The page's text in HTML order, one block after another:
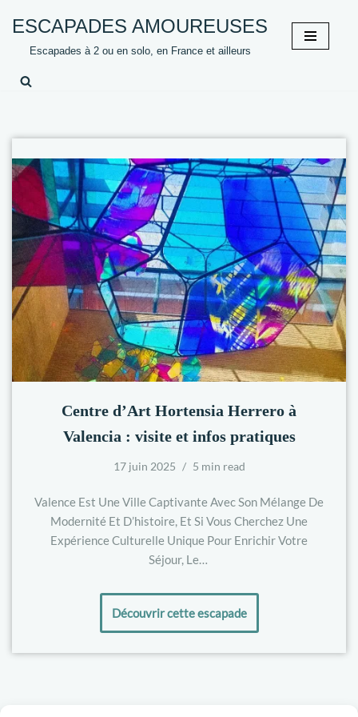
Aller
contenu
ESCAPADES AMOUREUSES
Escapades à 2 ou en solo, en France et ailleurs
Centre d’Art Hortensia Herrero à
Valencia : visite et infos pratiques
17 juin 2025 5 min read
Valence Est Une Ville Captivante Avec Son Mélange De
Modernité Et D’histoire, Et Si Vous Cherchez Une
Expérience Culturelle Unique Pour Enrichir Votre
Séjour, Le…
Découvrir cette escapade